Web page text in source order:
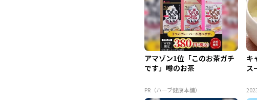
アマゾン1位「このお茶ガチ
です」噂のお茶
PR（ハーブ健康本舗）
キ
ス